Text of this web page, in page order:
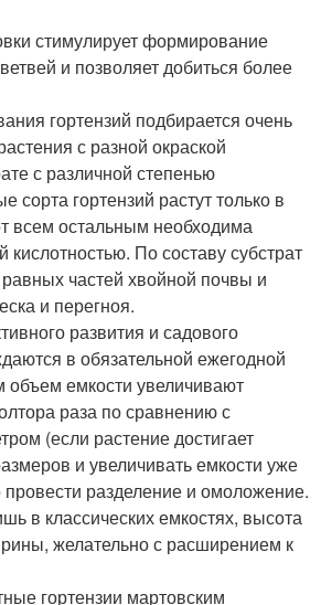
стимулирует формирование
и позволяет добиться более
гортензий подбирается очень
с разной окраской
с различной степенью
сорта гортензий растут только в
всем остальным необходима
кислотностью. По составу субстрат
частей хвойной почвы и
и перегноя.
развития и садового
в обязательной ежегодной
объем емкости увеличивают
раза по сравнению с
(если растение достигает
и увеличивать емкости уже
разделение и омоложение.
в классических емкостях, высота
желательно с расширением к
гортензии мартовским